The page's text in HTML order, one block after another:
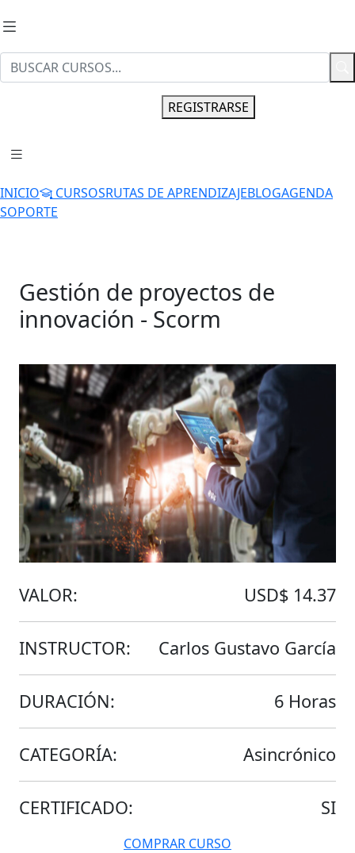
REGISTRARSE
INICIO CURSOSRUTAS DE APRENDIZAJEBLOGAGENDA
SOPORTE
Gestión de proyectos de
innovación - Scorm
VALOR: USD$ 14.37
INSTRUCTOR: Carlos Gustavo García
DURACIÓN: 6 Horas
CATEGORÍA: Asincrónico
CERTIFICADO: SI
COMPRAR CURSO